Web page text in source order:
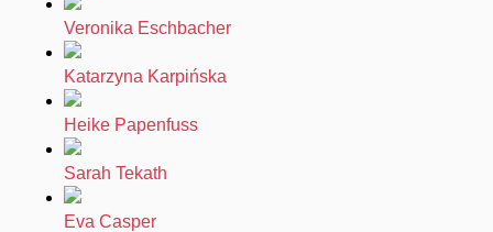
Veronika Eschbacher
Katarzyna Karpińska
Heike Papenfuss
Sarah Tekath
Eva Casper